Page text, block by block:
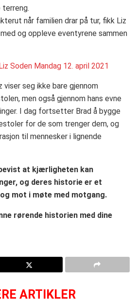
når familien drar på tur, fikk Liz
og oppleve eventyrene sammen
Soden Mandag 12. april 2021
seg ikke bare gjennom
men også gjennom hans evne
I dag fortsetter Brad å bygge
for de som trenger dem, og
til mennesker i lignende
at kjærligheten kan
og deres historie er et
mot i møte med motgang.
rørende historien med dine
ARTIKLER